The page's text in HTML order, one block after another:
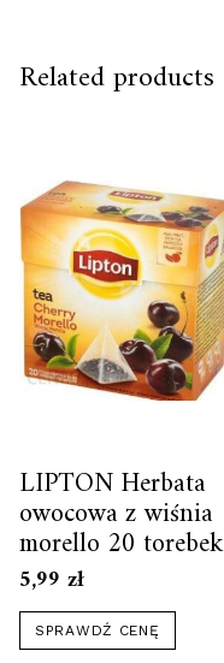
Related products
LIPTON Herbata
owocowa z wiśnia
morello 20 torebek
5,99 zł
SPRAWDŹ CENĘ